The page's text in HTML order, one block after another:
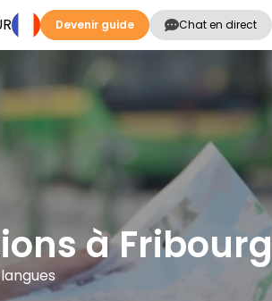
Devenir guide Chat en direct
à Fribourg